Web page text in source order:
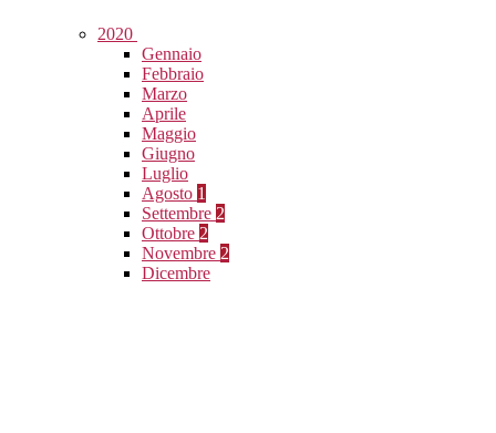
2020
Gennaio
Febbraio
Marzo
Aprile
Maggio
Giugno
Luglio
Agosto 1
Settembre 2
Ottobre 2
Novembre 2
Dicembre